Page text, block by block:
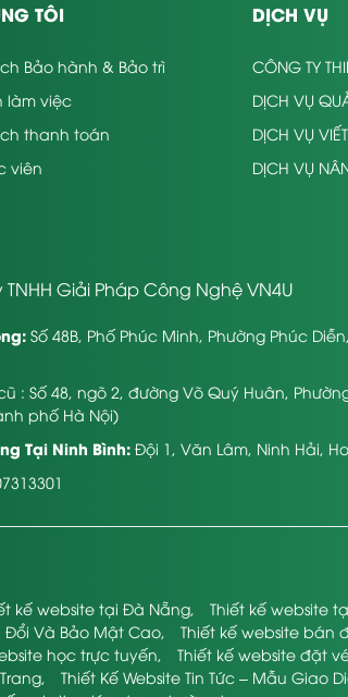
TÔI
Bảo hành & Bảo trì
làm việc
thanh toán
viên
DỊCH VỤ
CÔNG TY
DỊCH VỤ
DỊCH VỤ
DỊCH VỤ
TNHH Giải Pháp Công Nghệ VN4U
Số 48B, Phố Phúc Minh, Phường Phúc
: Số 48, ngõ 2, đường Võ Quý Huân,
phố Hà Nội)
Tại Ninh Bình:Đội 1, Văn Lâm, Ninh Hải,
kế website tại Đà Nẵng, Thiết kế website
Đổi Và Bảo Mật Cao, Thiết kế website bán
học trực tuyến, Thiết kế website đặt
, Thiết Kế Website Tin Tức – Mẫu Giao